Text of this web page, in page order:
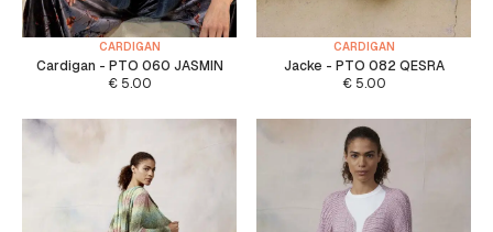
CARDIGAN
Cardigan - PTO 060 JASMIN
€5.00
CARDIGAN
Jacke - PTO 082 QESRA
€5.00